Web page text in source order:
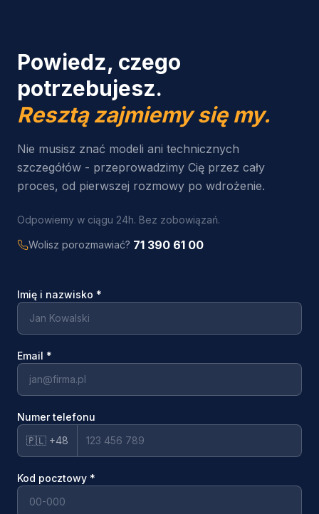
Powiedz, czego
potrzebujesz.
Resztą zajmiemy się my.
Nie musisz znać modeli ani technicznych
szczegółów - przeprowadzimy Cię przez cały
proces, od pierwszej rozmowy po wdrożenie.
Odpowiemy w ciągu 24h. Bez zobowiązań.
Wolisz porozmawiać? 71 390 61 00
Imię i nazwisko *
Email *
Numer telefonu
🇵🇱 +48
Kod pocztowy *